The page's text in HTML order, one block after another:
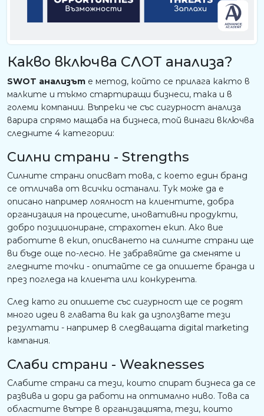
Какво включва СЛОТ анализа?
SWOT анализът е метод, който се прилага както в
малките и тъкмо стартиращи бизнеси, така и в
големи компании. Въпреки че със сигурност анализа
варира спрямо мащаба на бизнеса, той винаги включва
следните 4 категории:
Силни страни - Strengths
Силните страни описват това, с което един бранд
се отличава от всички останали. Тук може да е
описано например лоялност на клиентите, добра
организация на процесите, иновативни продукти,
добро позициониране, страхотен екип. Ако вие
работите в екип, описването на силните страни ще
ви бъде още по-лесно. Не забравяйте да сменяте и
гледните точки - опитайте се да опишете бранда и
през погледа на клиента или конкурента.
След като ги опишете със сигурност ще се родят
много идеи в главата ви как да използвате тези
резултати - например в следващата digital marketing
кампания.
Слаби страни - Weaknesses
Слабите страни са тези, които спират бизнеса да се
развива и дори да работи на оптимално ниво. Това са
областите вътре в организацията, тези, които